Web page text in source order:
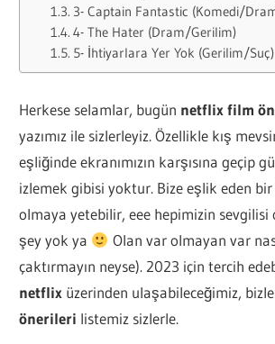
3- Captain Fantastic (Komedi/
4- The Hater (Dram/Gerilim)
5- İhtiyarlara Yer Yok (Gerilim/Suç)
Herkese selamlar, bugün netflix film
yazımız ile sizlerleyiz. Özellikle kış
eşliğinde ekranımızın karşısına geçip
izlemek gibisi yoktur. Bize eşlik eden
olmaya yetebilir, eee hepimizin sevgilisi
şey yok ya
Olan var olmayan var
çaktırmayın neyse). 2023 için tercih
netflix üzerinden ulaşabileceğimiz,
önerileri listemiz sizlerle.